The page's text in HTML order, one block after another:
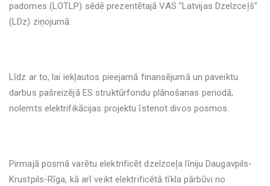
padomes (LOTLP) sēdē prezentētajā VAS "Latvijas Dzelzceļš"
(LDz) ziņojumā.
Līdz ar to, lai iekļautos pieejamā finansējumā un paveiktu
darbus pašreizējā ES struktūrfondu plānošanas periodā,
nolemts elektrifikācijas projektu īstenot divos posmos.
Pirmajā posmā varētu elektrificēt dzelzceļa līniju Daugavpils-
Krustpils-Rīga, kā arī veikt elektrificētā tīkla pārbūvi no